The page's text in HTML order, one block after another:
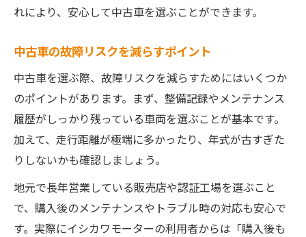
れにより、安心して中古車を選ぶことができます。
中古車の故障リスクを減らすポイント
中古車を選ぶ際、故障リスクを減らすためにはいくつか
のポイントがあります。まず、整備記録やメンテナンス
履歴がしっかり残っている車両を選ぶことが基本です。
加えて、走行距離が極端に多かったり、年式が古すぎた
りしないかも確認しましょう。
地元で長年営業している販売店や認証工場を選ぶこと
で、購入後のメンテナンスやトラブル時の対応も安心で
す。実際にイシカワモーターの利用者からは「購入後も